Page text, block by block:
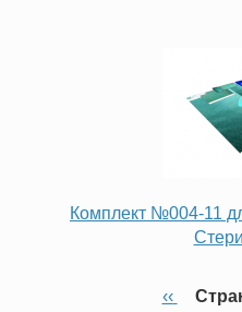
Комплект №004-11
←
‹‹